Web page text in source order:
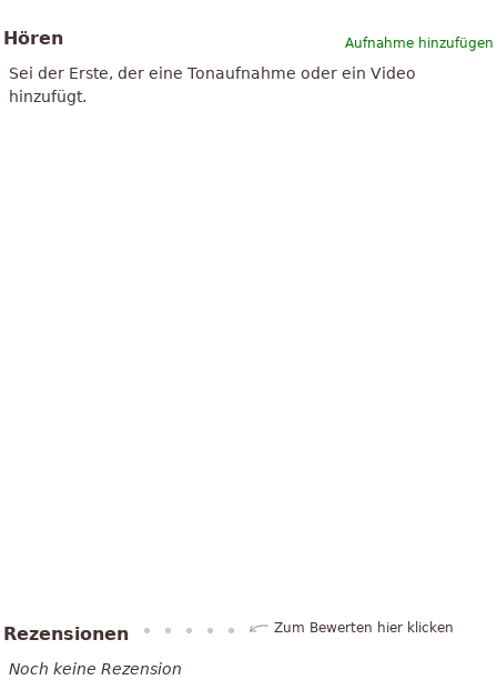
Aufnahme hinzufügen
Hören
Sei der Erste, der eine Tonaufnahme oder ein Video
hinzufügt.
Rezensionen Zum Bewerten hier klicken
Noch keine Rezension